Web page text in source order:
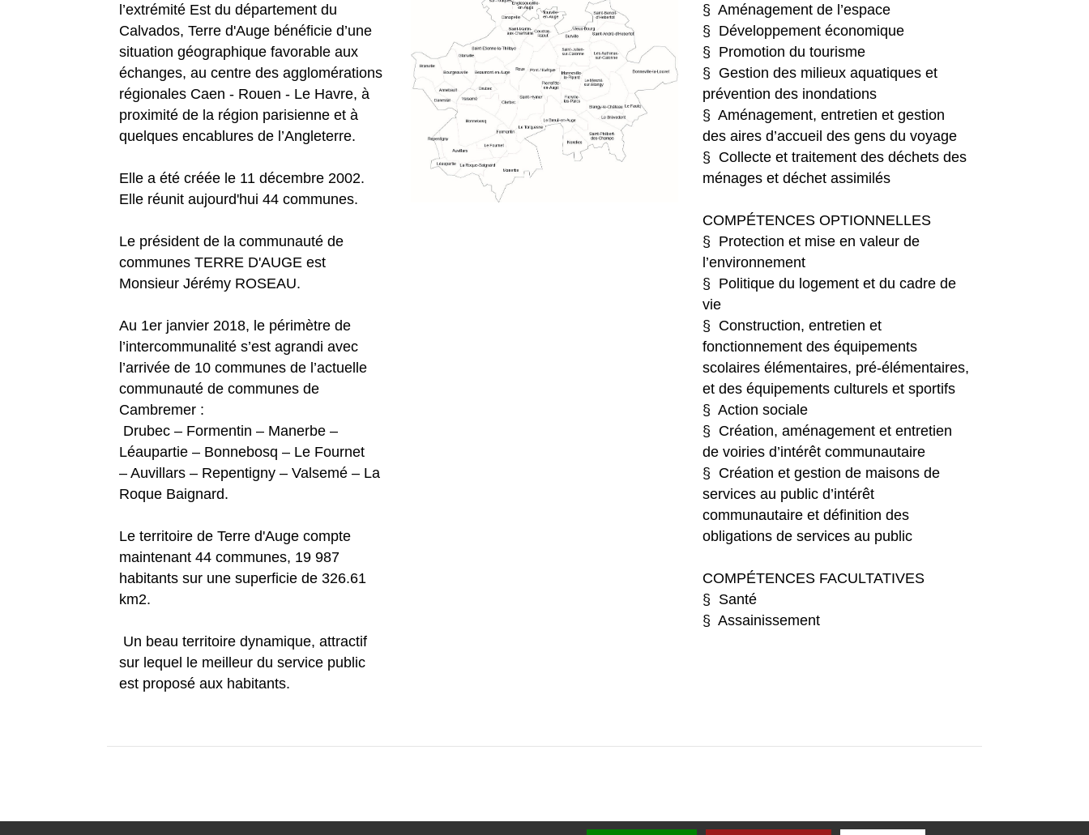
l’extrémité Est du département du
Calvados, Terre d'Auge bénéficie d’une
situation géographique favorable aux
échanges, au centre des agglomérations
régionales Caen - Rouen - Le Havre, à
proximité de la région parisienne et à
quelques encablures de l’Angleterre.
Elle a été créée le 11 décembre 2002.
Elle réunit aujourd'hui 44 communes.
Le président de la communauté de
communes TERRE D'AUGE est
Monsieur Jérémy ROSEAU.
Au 1er janvier 2018, le périmètre de
l’intercommunalité s’est agrandi avec
l’arrivée de 10 communes de l’actuelle
communauté de communes de
Cambremer :
Drubec – Formentin – Manerbe –
Léaupartie – Bonnebosq – Le Fournet
– Auvillars – Repentigny – Valsemé – La
Roque Baignard.
Le territoire de Terre d'Auge compte
maintenant 44 communes, 19 987
habitants sur une superficie de 326.61
km2.
Un beau territoire dynamique, attractif
sur lequel le meilleur du service public
est proposé aux habitants.
§ Aménagement de l’espace
§ Développement économique
§ Promotion du tourisme
§ Gestion des milieux aquatiques et
prévention des inondations
§ Aménagement, entretien et gestion
des aires d’accueil des gens du voyage
§ Collecte et traitement des déchets des
ménages et déchet assimilés
COMPÉTENCES OPTIONNELLES
§ Protection et mise en valeur de
l’environnement
§ Politique du logement et du cadre de
vie
§ Construction, entretien et
fonctionnement des équipements
scolaires élémentaires, pré-élémentaires,
et des équipements culturels et sportifs
§ Action sociale
§ Création, aménagement et entretien
de voiries d’intérêt communautaire
§ Création et gestion de maisons de
services au public d’intérêt
communautaire et définition des
obligations de services au public
COMPÉTENCES FACULTATIVES
§ Santé
§ Assainissement